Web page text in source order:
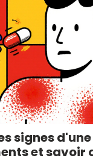
signes
et savoir